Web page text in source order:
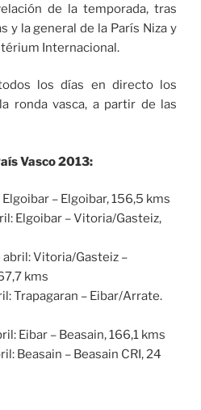
de la temporada, tras
y la general de la París Niza y
Internacional.
los días en directo los
ronda vasca, a partir de las
Vasco 2013:
– Elgoibar, 156,5 kms
Elgoibar – Vitoria/Gasteiz,
Vitoria/Gasteiz –
kms
Trapagaran – Eibar/Arrate.
Eibar – Beasain, 166,1 kms
Beasain – Beasain CRI, 24